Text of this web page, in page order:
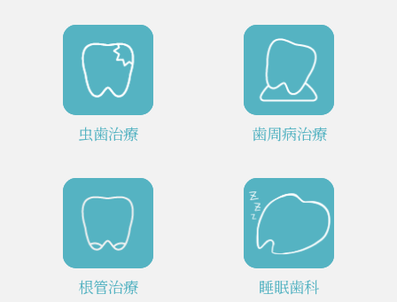
虫歯治療 ⻭周病治療
根管治療 睡眠歯科